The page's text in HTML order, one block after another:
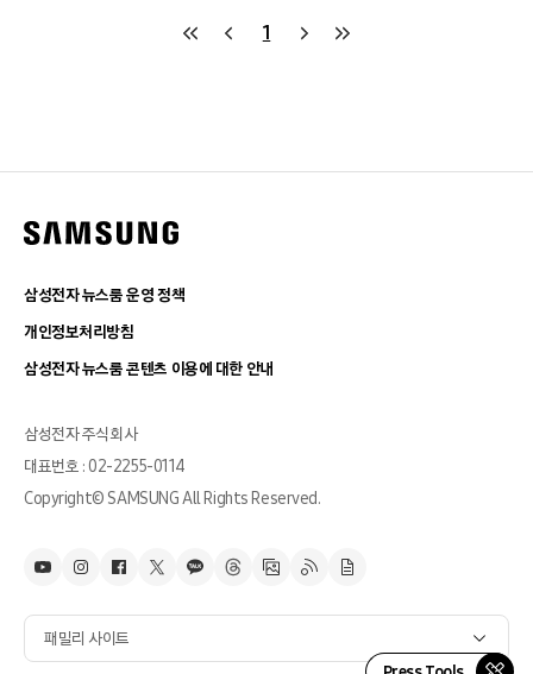
1
삼성전자 뉴스룸 운영 정책
개인정보처리방침
삼성전자 뉴스룸 콘텐츠 이용에 대한 안내
삼성전자 주식회사
대표번호 : 02-2255-0114
Copyright© SAMSUNG All Rights Reserved.
패밀리 사이트